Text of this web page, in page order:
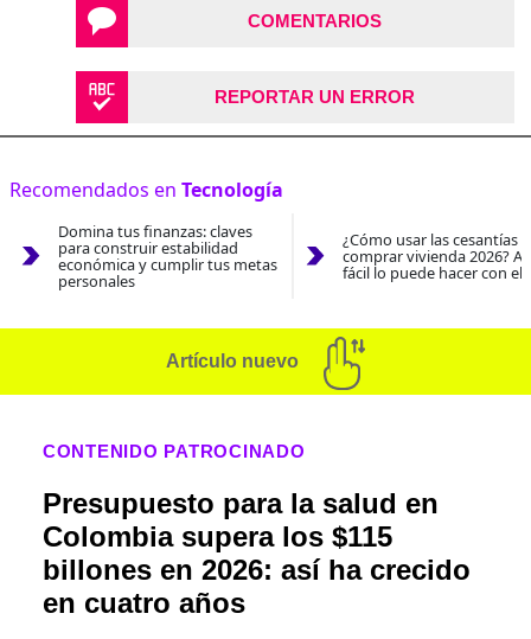
COMENTARIOS
REPORTAR UN ERROR
Recomendados en Tecnología
Domina tus finanzas: claves
para construir estabilidad
económica y cumplir tus metas
personales
¿Cómo usar las cesantías
comprar vivienda 2026?
fácil lo puede hacer con el
Artículo nuevo
CONTENIDO PATROCINADO
Presupuesto para la salud en
Colombia supera los $115
billones en 2026: así ha crecido
en cuatro años